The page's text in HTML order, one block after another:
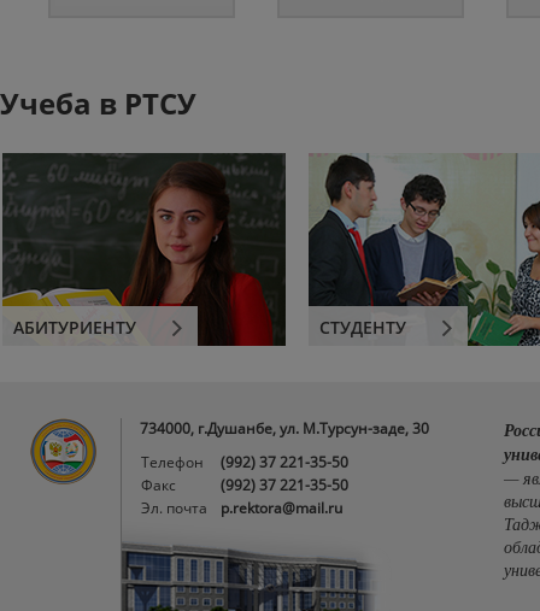
Учеба в РТСУ
АБИТУРИЕНТУ СТУДЕНТУ
734000, г.Душанбе, ул. М.Турсун-заде, 30
Телефон
(992) 37 221-35-50
Факс
(992) 37 221-35-50
Эл. почта
p.rektora@mail.ru
—